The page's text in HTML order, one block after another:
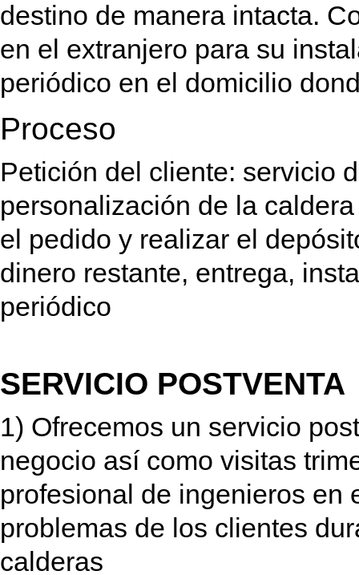
destino de manera intacta.
en el extranjero para su
periódico en el domicilio
Proceso
Petición del cliente: servicio
personalización de la
el pedido y realizar el
dinero restante, entrega,
periódico
SERVICIO POSTVENTA
1) Ofrecemos un servicio
negocio así como visitas
profesional de ingenieros en
problemas de los clientes
calderas